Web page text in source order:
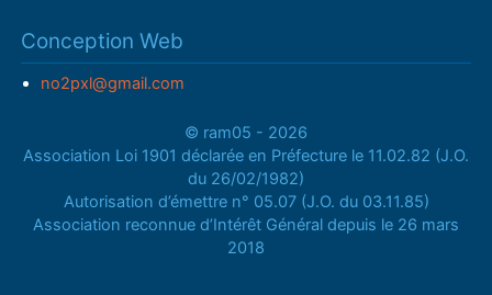
Conception Web
no2pxl@gmail.com
© ram05 - 2026
Association Loi 1901 déclarée en Préfecture le 11.02.82 (J.O.
du 26/02/1982)
Autorisation d’émettre n° 05.07 (J.O. du 03.11.85)
Association reconnue d’Intérêt Général depuis le 26 mars
2018